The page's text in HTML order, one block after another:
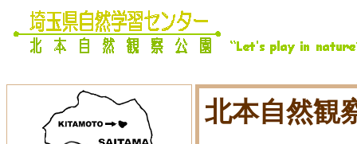
北本自然観